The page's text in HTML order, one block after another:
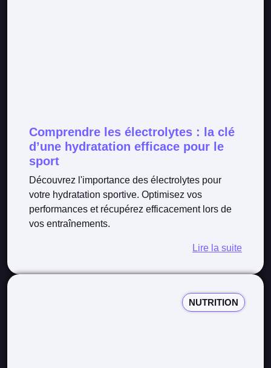
Comprendre les électrolytes : la clé
d’une hydratation efficace pour le
sport
Découvrez l'importance des électrolytes pour
votre hydratation sportive. Optimisez vos
performances et récupérez efficacement lors de
vos entraînements.
Lire la suite
NUTRITION